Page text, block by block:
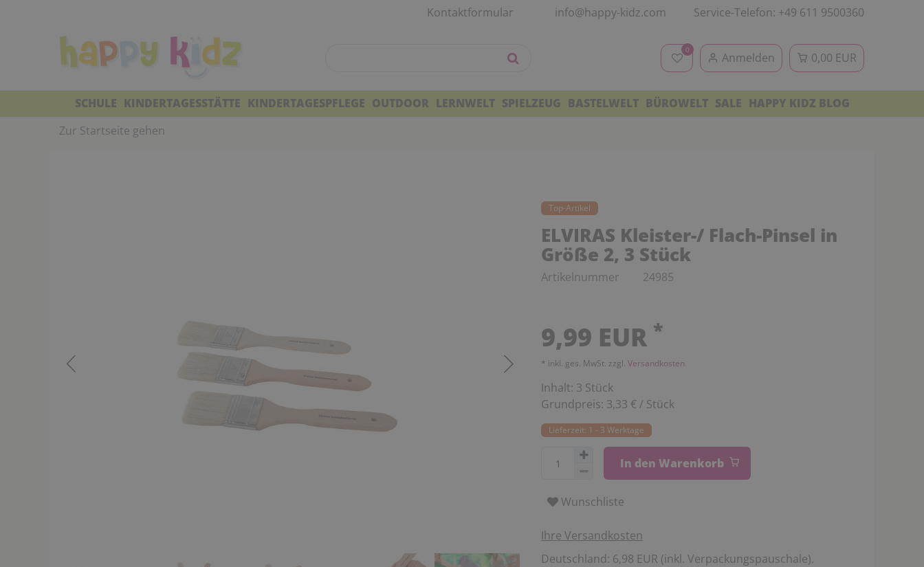
Kontaktformular info@happy-kidz.com Service-Telefon: +49 611 9500360
0
Anmelden 0,00 EUR
SCHULE KINDERTAGESSTÄTTE KINDERTAGESPFLEGE OUTDOOR LERNWELT SPIELZEUG BASTELWELT BÜROWELT SALE HAPPY KIDZ BLOG
Zur Startseite gehen
Top-Artikel
ELVIRAS Kleister-/ Flach-Pinsel in
Größe 2, 3 Stück
Artikelnummer 24985
9,99 EUR *
* inkl. ges. MwSt. zzgl. Versandkosten
Inhalt: 3 Stück
Grundpreis: 3,33 € / Stück
Lieferzeit: 1 - 3 Werktage
In den Warenkorb
Wunschliste
Ihre Versandkosten
Deutschland: 6,98 EUR (inkl. Verpackungspauschale).